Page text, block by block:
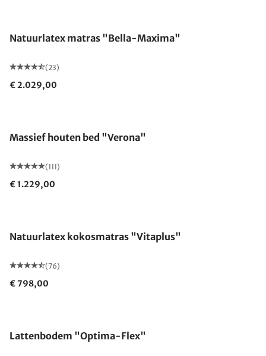
Natuurlatex matras "Bella-Maxima"
(23)
€ 2.029,00
Massief houten bed "Verona"
(111)
€ 1.229,00
Natuurlatex kokosmatras "Vitaplus"
(76)
€ 798,00
Lattenbodem "Optima-Flex"